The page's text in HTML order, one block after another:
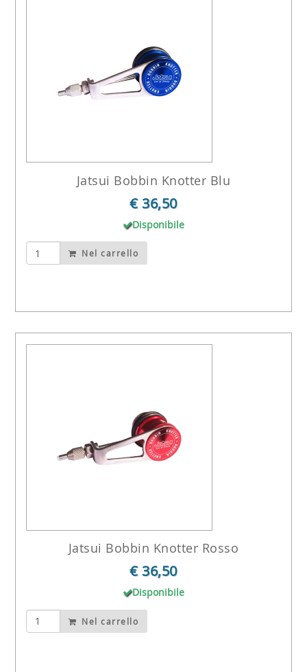
Jatsui Bobbin Knotter Blu
€ 36,50
Disponibile
Nel carrello
Jatsui Bobbin Knotter Rosso
€ 36,50
Disponibile
Nel carrello